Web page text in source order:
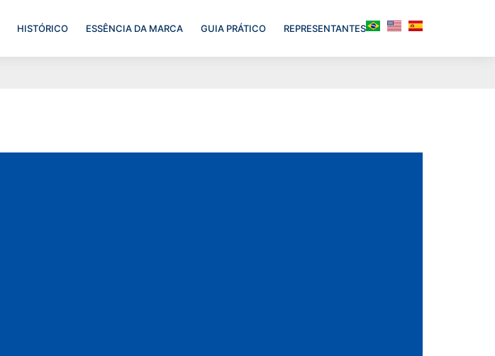
HISTÓRICO ESSÊNCIA DA MARCA GUIA PRÁTICO REPRESENTANTES